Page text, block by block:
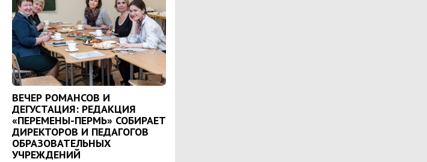
ВЕЧЕР РОМАНСОВ И
ДЕГУСТАЦИЯ: РЕДАКЦИЯ
«ПЕРЕМЕНЫ-ПЕРМЬ» СОБИРАЕТ
ДИРЕКТОРОВ И ПЕДАГОГОВ
ОБРАЗОВАТЕЛЬНЫХ
УЧРЕЖДЕНИЙ